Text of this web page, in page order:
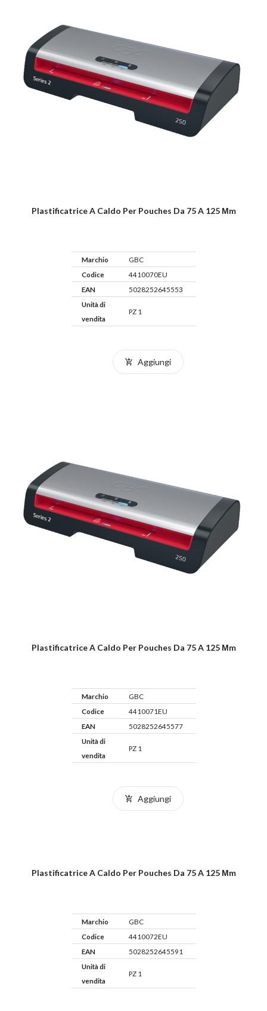
Plastificatrice A Caldo Per Pouches Da 75 A 125 Μm
Marchio
GBC
Codice
4410070EU
EAN
5028252645553
Unità di
vendita
PZ 1
Aggiungi
Plastificatrice A Caldo Per Pouches Da 75 A 125 Μm
Marchio
GBC
Codice
4410071EU
EAN
5028252645577
Unità di
vendita
PZ 1
Aggiungi
Plastificatrice A Caldo Per Pouches Da 75 A 125 Μm
Marchio
GBC
Codice
4410072EU
EAN
5028252645591
Unità di
vendita
PZ 1